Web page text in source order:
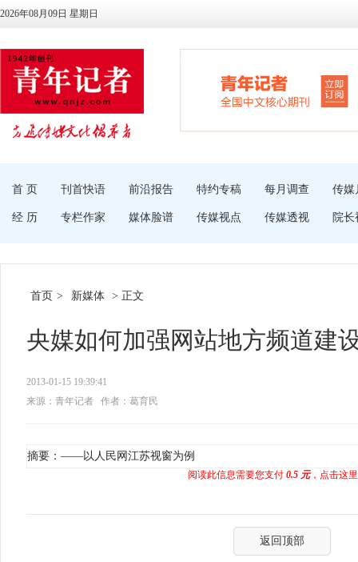
2026年08月09日 星期日
首 页 刊首快语 前沿报告 特约专稿 每月调查 传媒
经 历 专栏作家 媒体脸谱 传媒视点 传媒透视 院长
首页 > 新媒体 > 正文
央媒如何加强网站地方频道建
2013-01-15 19:39:41
来源：青年记者
作者：葛育民
摘要：——以人民网江苏视窗为例
阅读此信息需要您支付 0.5 元，点击这
返回顶部